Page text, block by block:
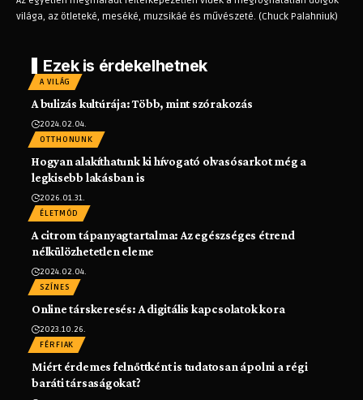
világa, az ötleteké, meséké, muzsikáé és művészeté. (Chuck Palahniuk)
Ezek is érdekelhetnek
A VILÁG
A bulizás kultúrája: Több, mint szórakozás
2024.02.04.
OTTHONUNK
Hogyan alakíthatunk ki hívogató olvasósarkot még a
legkisebb lakásban is
2026.01.31.
ÉLETMÓD
A citrom tápanyagtartalma: Az egészséges étrend
nélkülözhetetlen eleme
2024.02.04.
SZÍNES
Online társkeresés: A digitális kapcsolatok kora
2023.10.26.
FÉRFIAK
Miért érdemes felnőttként is tudatosan ápolni a régi
baráti társaságokat?